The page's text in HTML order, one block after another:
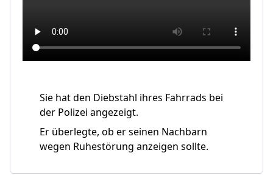
Sie hat den Diebstahl ihres Fahrrads bei
der Polizei angezeigt.
Er überlegte, ob er seinen Nachbarn
wegen Ruhestörung anzeigen sollte.